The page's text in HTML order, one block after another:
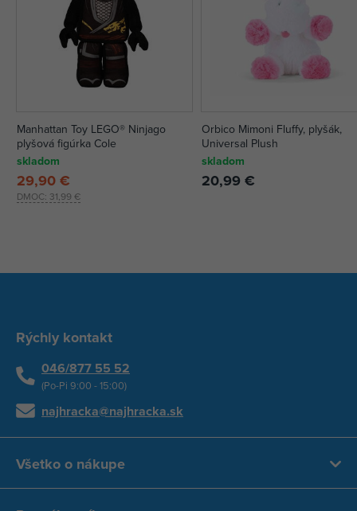
Manhattan Toy LEGO® Ninjago
plyšová figúrka Cole
skladom
DMOC: 31,99 €
29,90 €
Orbico Mimoni Fluffy, plyšák,
Universal Plush
skladom
20,99 €
Rýchly kontakt
046/877 55 52
(Po-Pi 9:00 - 15:00)
najhracka@najhracka.sk
Všetko o nákupe